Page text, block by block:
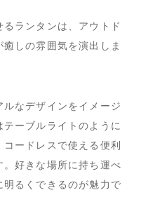
ランタンは、アウトド
しの雰囲気を演出しま
なデザインをイメージ
ーブルライトのように
ードレスで使える便利
好きな場所に持ち運べ
るくできるのが魅力で